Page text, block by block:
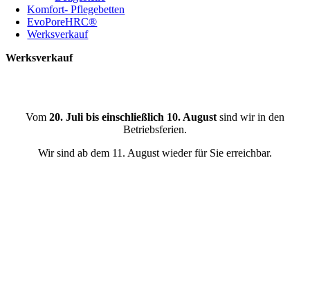
Komfort- Pflegebetten
EvoPoreHRC®
Werksverkauf
Werksverkauf
Vom 20. Juli bis einschließlich 10. August sind wir in den
Betriebsferien.
Wir sind ab dem 11. August wieder für Sie erreichbar.